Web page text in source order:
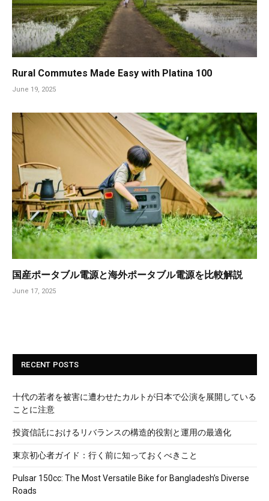
Rural Commutes Made Easy with Platina 100
June 19, 2025
国産ポータブル電源と海外ポータブル電源を比較解説
June 17, 2025
RECENT POSTS
十代の若者を被害に遭わせたカルトが日本で公演を展開している
ことに注意
投資信託におけるリバランスの構造的役割と運用の最適化
東京初心者ガイド：行く前に知っておくべきこと
Pulsar 150cc: The Most Versatile Bike for Bangladesh’s Diverse
Roads